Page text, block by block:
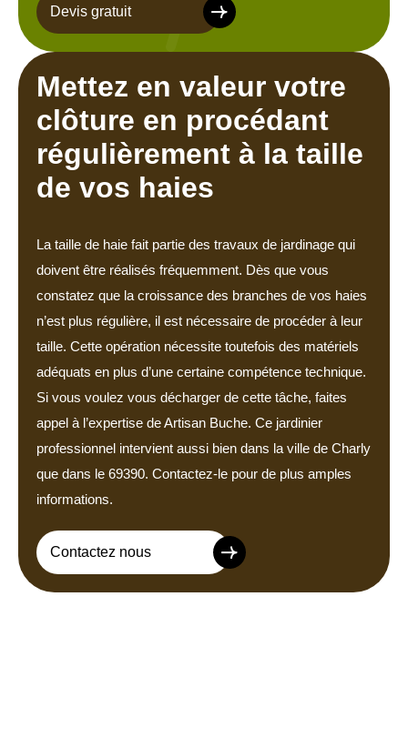
Devis gratuit
Mettez en valeur votre
clôture en procédant
régulièrement à la taille
de vos haies
La taille de haie fait partie des travaux de jardinage qui
doivent être réalisés fréquemment. Dès que vous
constatez que la croissance des branches de vos haies
n’est plus régulière, il est nécessaire de procéder à leur
taille. Cette opération nécessite toutefois des matériels
adéquats en plus d’une certaine compétence technique.
Si vous voulez vous décharger de cette tâche, faites
appel à l’expertise de Artisan Buche. Ce jardinier
professionnel intervient aussi bien dans la ville de Charly
que dans le 69390. Contactez-le pour de plus amples
informations.
Contactez nous